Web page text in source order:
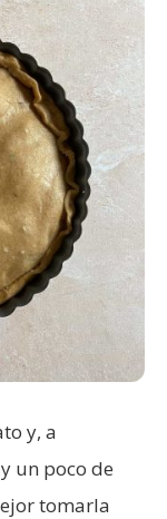
y, a
un poco de
tomarla